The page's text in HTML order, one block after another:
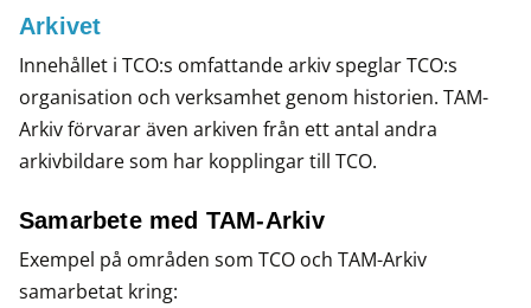
Arkivet
Innehållet i TCO:s omfattande arkiv speglar TCO:s
organisation och verksamhet genom historien. TAM-
Arkiv förvarar även arkiven från ett antal andra
arkivbildare som har kopplingar till TCO.
Samarbete med TAM-Arkiv
Exempel på områden som TCO och TAM-Arkiv
samarbetat kring: